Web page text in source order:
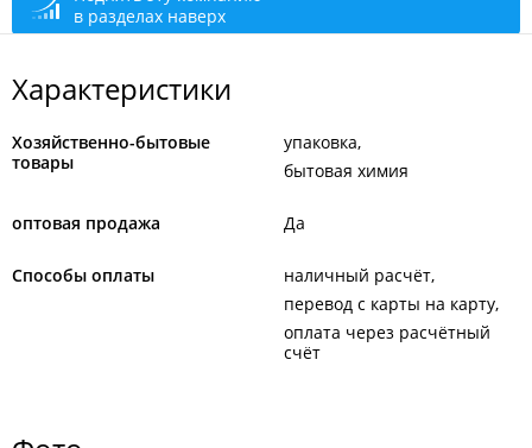
открыто: 09:00–18:00
в разделах наверх
Характеристики
Хозяйственно-бытовые
товары
упаковка
бытовая химия
оптовая продажа Да
Способы оплаты
наличный расчёт
перевод с карты на карту
оплата через расчётный
счёт